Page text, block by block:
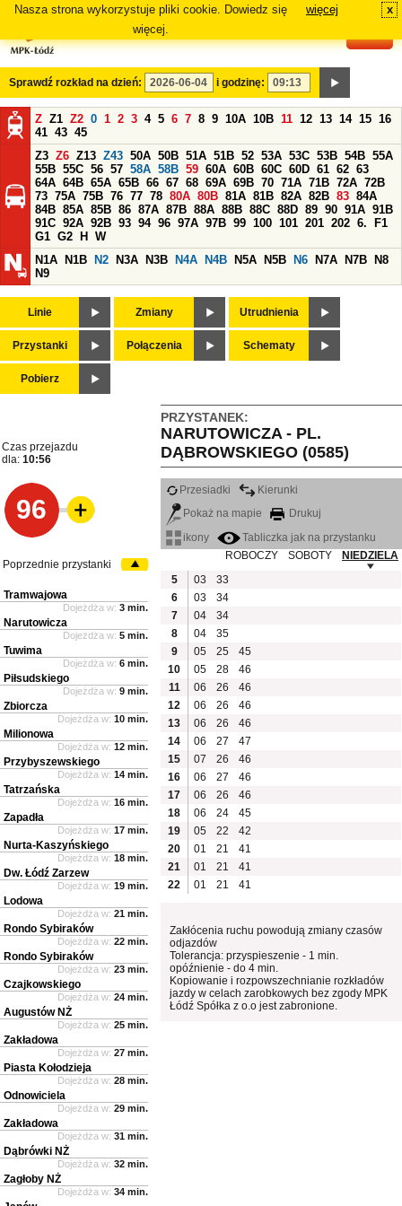
Nasza strona wykorzystuje pliki cookie. Dowiedz się
więcej.
więcej x
Sprawdź rozkład na dzień: i godzinę:
Z Z1 Z2 0 1 2 3 4 5 6 7 8 9 10A 10B 11 12 13 14 15 16
41 43 45
Z3 Z6 Z13 Z43 50A 50B 51A 51B 52 53A 53C 53B 54B 55A
55B 55C 56 57 58A 58B 59 60A 60B 60C 60D 61 62 63
64A 64B 65A 65B 66 67 68 69A 69B 70 71A 71B 72A 72B
73 75A 75B 76 77 78 80A 80B 81A 81B 82A 82B 83 84A
84B 85A 85B 86 87A 87B 88A 88B 88C 88D 89 90 91A 91B
91C 92A 92B 93 94 96 97A 97B 99 100 101 201 202 6.
F1
G1 G2 H
W
N1A
N1B N2 N3A N3B N4A N4B N5A N5B N6 N7A N7B
N8
N9
Linie Zmiany Utrudnienia
Przystanki Połączenia Schematy
Pobierz
PRZYSTANEK:
NARUTOWICZA - PL.
DĄBROWSKIEGO (0585)
Czas przejazdu
dla: 10:56
96
Przesiadki
Kierunki
Pokaż na mapie
Drukuj
ikony
Tabliczka jak na przystanku
ROBOCZY
SOBOTY
NIEDZIELA
5
03
33
6
03
34
7
04
34
8
04
35
9
05 25
45
10
05 28
46
11
06 26
46
12
06 26
46
13
06 26
46
14
06 27
47
15
07 26
46
16
06 27
46
17
06 26
46
18
06 24
45
19
05 22
42
20
01 21
41
21
01 21
41
22
01 21 41
Zakłócenia ruchu powodują zmiany czasów
odjazdów
Tolerancja: przyspieszenie - 1 min.
opóźnienie - do 4 min.
Kopiowanie i rozpowszechnianie rozkładów
jazdy w celach zarobkowych bez zgody MPK
Łódź Spółka z o.o jest zabronione.
Poprzednie przystanki
Tramwajowa
Dojeżdża w: 3 min.
Narutowicza
Dojeżdża w: 5 min.
Tuwima
Dojeżdża w: 6 min.
Piłsudskiego
Dojeżdża w: 9 min.
Zbiorcza
Dojeżdża w: 10 min.
Milionowa
Dojeżdża w: 12 min.
Przybyszewskiego
Dojeżdża w: 14 min.
Tatrzańska
Dojeżdża w: 16 min.
Zapadła
Dojeżdża w: 17 min.
Nurta-Kaszyńskiego
Dojeżdża w: 18 min.
Dw. Łódź Zarzew
Dojeżdża w: 19 min.
Lodowa
Dojeżdża w: 21 min.
Rondo Sybiraków
Dojeżdża w: 22 min.
Rondo Sybiraków
Dojeżdża w: 23 min.
Czajkowskiego
Dojeżdża w: 24 min.
Augustów NŻ
Dojeżdża w: 25 min.
Zakładowa
Dojeżdża w: 27 min.
Piasta Kołodzieja
Dojeżdża w: 28 min.
Odnowiciela
Dojeżdża w: 29 min.
Zakładowa
Dojeżdża w: 31 min.
Dąbrówki NŻ
Dojeżdża w: 32 min.
Zagłoby NŻ
Dojeżdża w: 34 min.